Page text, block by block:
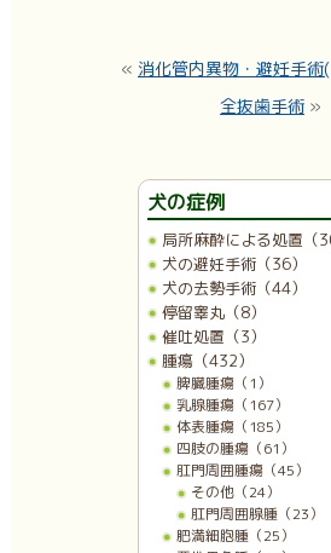
« 消化管内異物・避妊手術
全抜歯手術»
犬の症例
局所麻酔による処置（
犬の避妊手術（36）
犬の去勢手術（44）
停留睾丸（8）
催吐処置（3）
腫瘍（432）
脾臓腫瘍（1）
乳腺腫瘍（167）
体表腫瘍（185）
四肢の腫瘍（61）
肛門周囲腫瘍（45）
その他（24）
肛門周囲腺腫（23）
肥満細胞腫（25）